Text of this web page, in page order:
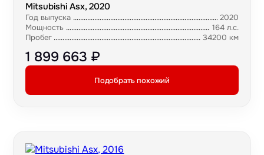
Mitsubishi Asx, 2020
Год выпуска
2020
Мощность
164 л.с.
Пробег
34200 км
1 899 663 ₽
Подобрать похожий